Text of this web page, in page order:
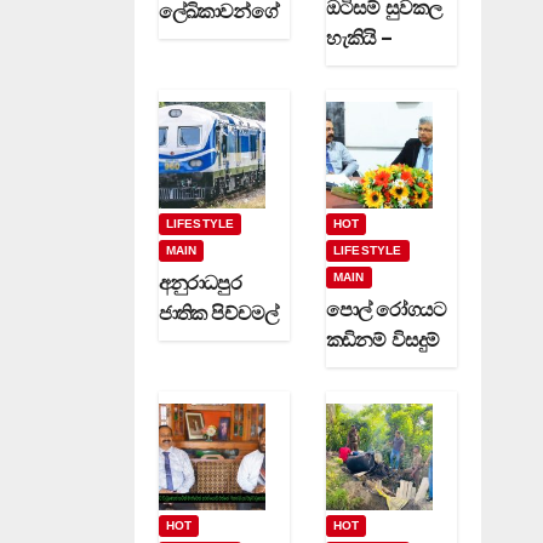
ලේඛිකාවන්ගේ
රචිත නවක
ග්‍රන්ථ දෙකක්
(video)
ඔටිසම් සුවකල
හැකියි –
ප්‍රේමකුමාර
වෙදමහතා
(video)
LIFESTYLE
MAIN
අනුරාධපුර
ජාතික පිච්චමල්
ගමන් වාර
කිහිපයක්
ධාවනයට…
HOT
LIFESTYLE
MAIN
පොල් රෝගයට
කඩිනම් විසදුම්
රක්ෂණාවරණ
යක් (video)
HOT
HOT